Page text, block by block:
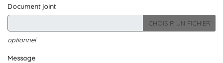
Document joint
CHOISIR UN FICHIER
optionnel
Message